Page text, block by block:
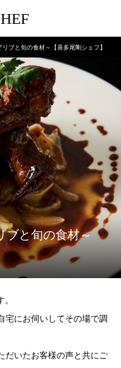
ブと旬の食材～【喜多尾剛シェフ】
ブと旬の食材～
宅にお伺いしてその場で調
だいたお客様の声と共にご